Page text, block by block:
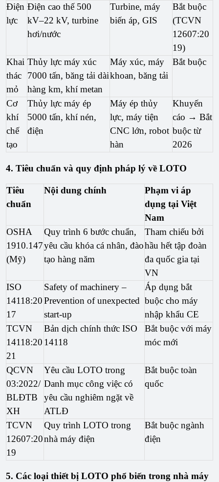
Điện
lực
Điện cao thế 500
kV–22 kV, turbine
hơi/nước
Turbine, máy
biến áp, GIS
Bắt buộc
(TCVN
12607:20
19)
Khai
thác
mỏ
Thủy lực máy xúc
7000 tấn, băng tải dài
hàng km, khí metan
Máy xúc, máy
khoan, băng tải
Bắt buộc
Cơ
khí
chế
tạo
Thủy lực máy ép
5000 tấn, khí nén,
điện
Máy ép thủy
lực, máy tiện
CNC lớn, robot
hàn
Khuyến
cáo → Bắt
buộc từ
2026
4. Tiêu chuẩn và quy định pháp lý về LOTO
Tiêu
chuẩn
Nội dung chính
Phạm vi áp
dụng tại Việt
Nam
OSHA
1910.147
(Mỹ)
Quy trình 6 bước chuẩn,
yêu cầu khóa cá nhân, đào
tạo hàng năm
Tham chiếu bởi
hầu hết tập đoàn
đa quốc gia tại
VN
ISO
14118:20
17
Safety of machinery –
Prevention of unexpected
start-up
Áp dụng bắt
buộc cho máy
nhập khẩu CE
TCVN
14118:20
21
Bản dịch chính thức ISO
14118
Bắt buộc với máy
móc mới
QCVN
03:2022/
BLĐTB
XH
Yêu cầu LOTO trong
Danh mục công việc có
yêu cầu nghiêm ngặt về
ATLĐ
Bắt buộc toàn
quốc
TCVN
12607:20
19
Quy trình LOTO trong
nhà máy điện
Bắt buộc ngành
điện
5. Các loại thiết bị LOTO phổ biến trong nhà máy